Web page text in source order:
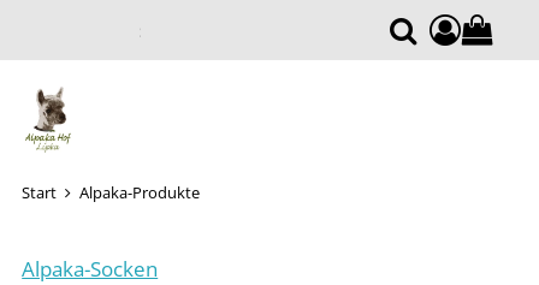
Suche
Start Alpaka-Produkte
Alpaka-Socken